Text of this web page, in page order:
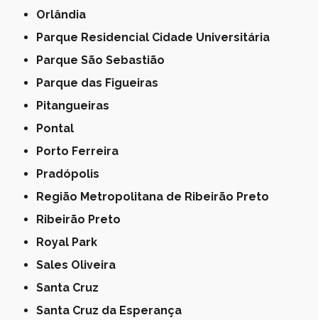
Orlândia
Parque Residencial Cidade Universitária
Parque São Sebastião
Parque das Figueiras
Pitangueiras
Pontal
Porto Ferreira
Pradópolis
Região Metropolitana de Ribeirão Preto
Ribeirão Preto
Royal Park
Sales Oliveira
Santa Cruz
Santa Cruz da Esperança